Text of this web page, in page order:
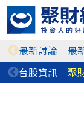
最新討論 最
台股資訊
聚